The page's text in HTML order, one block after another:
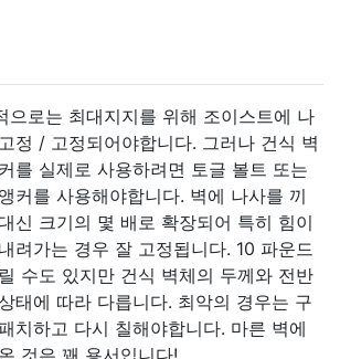
으로는 최대지지를 위해 조이스트에 나
정 / 고정되어야합니다. 그러나 건식 벽
를 실제로 사용하려면 토글 볼트 또는
커를 사용해야합니다. 벽에 나사를 끼
신 크기의 몇 배로 확장되어 특히 힘이
려가는 경우 잘 고정됩니다. 10 파운드
수도 있지만 건식 벽체의 두께와 전반
태에 따라 다릅니다. 최악의 경우는 구
치하고 다시 칠해야합니다. 마른 벽에
것은 꽤 용서입니다!